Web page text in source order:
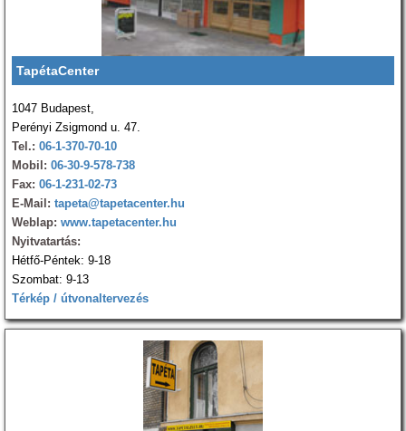
TapétaCenter
1047 Budapest,
Perényi Zsigmond u. 47.
Tel.: 06-1-370-70-10
Mobil: 06-30-9-578-738
Fax: 06-1-231-02-73
E-Mail: tapeta@tapetacenter.hu
Weblap: www.tapetacenter.hu
Nyitvatartás:
Hétfő-Péntek: 9-18
Szombat: 9-13
Térkép / útvonaltervezés